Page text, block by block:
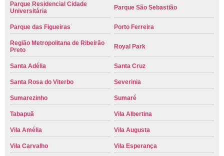
Parque Residencial Cidade
Universitária
Parque São Sebastião
Parque das Figueiras Porto Ferreira
Região Metropolitana de Ribeirão
Preto
Royal Park
Santa Adélia Santa Cruz
Santa Rosa do Viterbo Severinia
Sumarezinho Sumaré
Tabapuã Vila Albertina
Vila Amélia Vila Augusta
Vila Carvalho Vila Esperança